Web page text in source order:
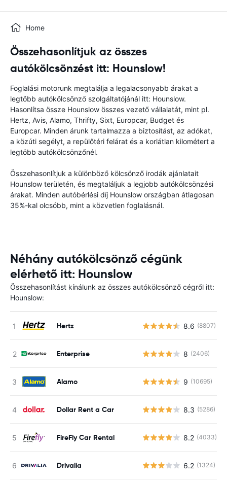
Home
Összehasonlítjuk az összes
autókölcsönzést itt: Hounslow!
Foglalási motorunk megtalálja a legalacsonyabb árakat a
legtöbb autókölcsönző szolgáltatójánál itt: Hounslow.
Hasonlítsa össze Hounslow összes vezető vállalatát, mint pl.
Hertz, Avis, Alamo, Thrifty, Sixt, Europcar, Budget és
Europcar. Minden árunk tartalmazza a biztosítást, az adókat,
a közúti segélyt, a repülőtéri felárat és a korlátlan kilométert a
legtöbb autókölcsönzőnél.
Összehasonlítjuk a különböző kölcsönző irodák ajánlatait
Hounslow területén, és megtaláljuk a legjobb autókölcsönzési
árakat. Minden autóbérlési díj Hounslow országban átlagosan
35%-kal olcsóbb, mint a közvetlen foglalásnál.
Néhány autókölcsönző cégünk
elérhető itt: Hounslow
Összehasonlítást kínálunk az összes autókölcsönző cégről itt:
Hounslow:
Hertz 8.6 (8807)
Enterprise 8 (2406)
Alamo 9 (10695)
Dollar Rent a Car 8.3 (5286)
FireFly Car Rental 8.2 (4033)
Drivalia 6.2 (1324)